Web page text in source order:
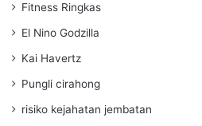
Fitness Ringkas
El Nino Godzilla
Kai Havertz
Pungli cirahong
risiko kejahatan jembatan